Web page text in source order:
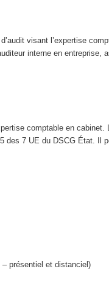
visant l’expertise
interne en entreprise,
comptable en cabinet.
des 7 UE du DSCG État. Il
présentiel et distanciel)